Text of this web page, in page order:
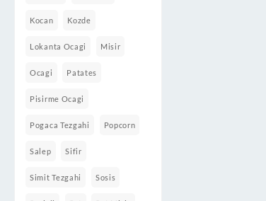
Kocan Kozde
Lokanta Ocagi Misir
Ocagi Patates
Pisirme Ocagi
Pogaca Tezgahi Popcorn
Salep Sifir
Simit Tezgahi Sosis